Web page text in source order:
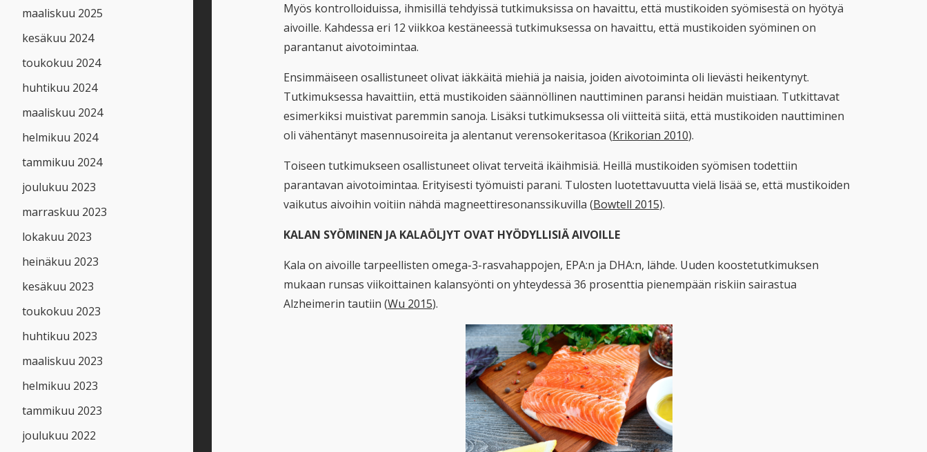
Myös kontrolloiduissa, ihmisillä tehdyissä tutkimuksissa on havaittu, että mustikoiden syömisestä on hyötyä
aivoille. Kahdessa eri 12 viikkoa kestäneessä tutkimuksessa on havaittu, että mustikoiden syöminen on
parantanut aivotoimintaa.
Ensimmäiseen osallistuneet olivat iäkkäitä miehiä ja naisia, joiden aivotoiminta oli lievästi heikentynyt.
Tutkimuksessa havaittiin, että mustikoiden säännöllinen nauttiminen paransi heidän muistiaan. Tutkittavat
esimerkiksi muistivat paremmin sanoja. Lisäksi tutkimuksessa oli viitteitä siitä, että mustikoiden nauttiminen
oli vähentänyt masennusoireita ja alentanut verensokeritasoa (Krikorian 2010).
Toiseen tutkimukseen osallistuneet olivat terveitä ikäihmisiä. Heillä mustikoiden syömisen todettiin
parantavan aivotoimintaa. Erityisesti työmuisti parani. Tulosten luotettavuutta vielä lisää se, että mustikoiden
vaikutus aivoihin voitiin nähdä magneettiresonanssikuvilla (Bowtell 2015).
KALAN SYÖMINEN JA KALAÖLJYT OVAT HYÖDYLLISIÄ AIVOILLE
Kala on aivoille tarpeellisten omega-3-rasvahappojen, EPA:n ja DHA:n, lähde. Uuden koostetutkimuksen
mukaan runsas viikoittainen kalansyönti on yhteydessä 36 prosenttia pienempään riskiin sairastua
Alzheimerin tautiin (Wu 2015).
maaliskuu 2025
kesäkuu 2024
toukokuu 2024
huhtikuu 2024
maaliskuu 2024
helmikuu 2024
tammikuu 2024
joulukuu 2023
marraskuu 2023
lokakuu 2023
heinäkuu 2023
kesäkuu 2023
toukokuu 2023
huhtikuu 2023
maaliskuu 2023
helmikuu 2023
tammikuu 2023
joulukuu 2022